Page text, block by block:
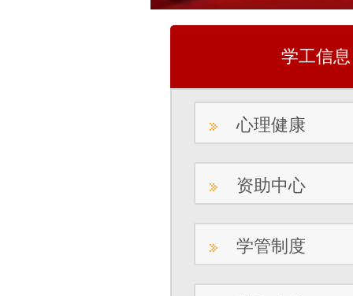
学工信息
心理健康
资助中心
学管制度